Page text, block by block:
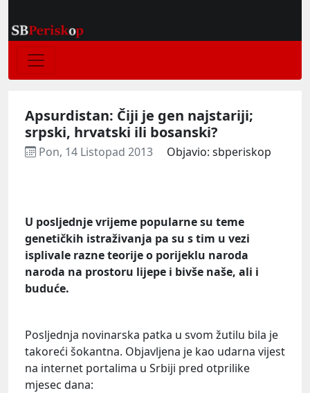
Apsurdistan: Čiji je gen najstariji;
srpski, hrvatski ili bosanski?
Pon, 14 Listopad 2013 Objavio: sbperiskop
U posljednje vrijeme popularne su teme
genetičkih istraživanja pa su s tim u vezi
isplivale razne teorije o porijeklu naroda
naroda na prostoru lijepe i bivše naše, ali i
buduće.
Posljednja novinarska patka u svom žutilu bila je
takoreći šokantna. Objavljena je kao udarna vijest
na internet portalima u Srbiji pred otprilike
mjesec dana: